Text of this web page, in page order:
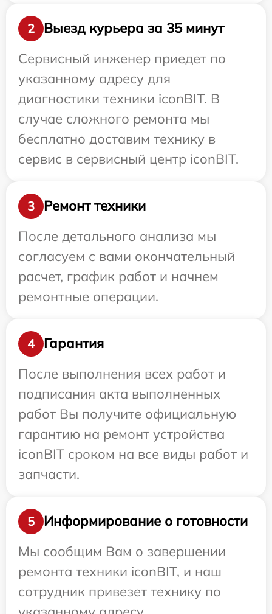
2
Выезд курьера за 35 минут
Сервисный инженер приедет по
указанному адресу для
диагностики техники iconBIT. В
случае сложного ремонта мы
бесплатно доставим технику в
сервис в сервисный центр iconBIT.
3
Ремонт техники
После детального анализа мы
согласуем с вами окончательный
расчет, график работ и начнем
ремонтные операции.
4
Гарантия
После выполнения всех работ и
подписания акта выполненных
работ Вы получите официальную
гарантию на ремонт устройства
iconBIT сроком на все виды работ и
запчасти.
5
Информирование о готовности
Мы сообщим Вам о завершении
ремонта техники iconBIT, и наш
сотрудник привезет технику по